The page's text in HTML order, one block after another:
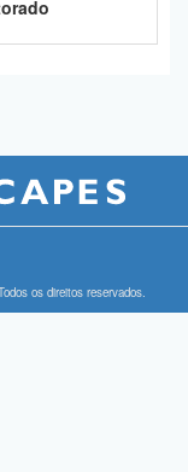
os direitos reservados.